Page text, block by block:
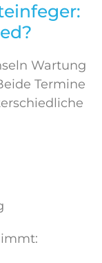
Wartung
Termine